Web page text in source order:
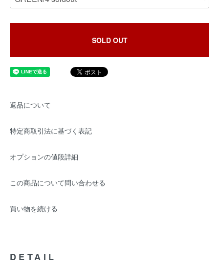
SOLD OUT
返品について
特定商取引法に基づく表記
オプションの値段詳細
この商品について問い合わせる
買い物を続ける
DETAIL